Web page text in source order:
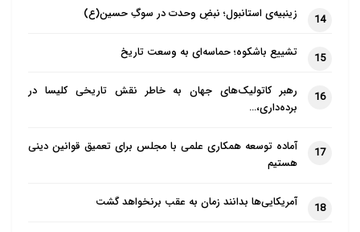
کلیساها» و «شورای ملی کلیساهای مسیح» در
آمریکا برای لغو تحریم‌ها صادر کرده‌اند.
در این نامه بیان‌شده است: من همچنین می‌خواهم که از
علمیه ایران و نهادهایی مانند شورای جهانی کلیساها
قدردانی کنم؛ ما این روابط را بسیار ارزشمند می‌دانیم و
خوشحال می‌شویم بدانیم چگونه می‌توان روابط موجود ما با
14 زینبیه‌ی استانبول؛ نبضِ وحدت در سوگِ حسین(ع)
15 تشییع باشکوه؛ حماسه‌ای به وسعت تاریخ
16
رهبر کاتولیک‌های جهان به خاطر نقش تاریخی کلیسا در
برده‌داری،…
17
آماده توسعه همکاری علمی با مجلس برای تعمیق قوانین دینی
هستیم
18 آمریکایی‌ها بدانند زمان به عقب برنخواهد گشت